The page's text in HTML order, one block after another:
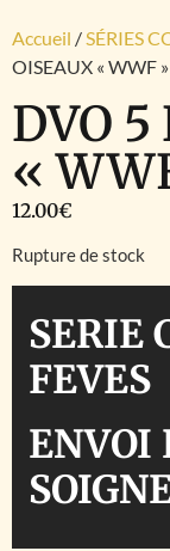
Accueil /SÉRIES
OISEAUX « WWF »
DVO 5
«
12.00€
Rupture de stock
SERIE
FEVES
ENVOI